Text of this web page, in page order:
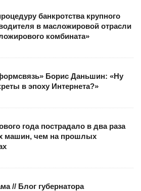
банкротства крупного
в масложировой отрасли
комбината»
Борис Даньшин: «Ну
в эпоху Интернета?»
года пострадало в два раза
машин, чем на прошлых
// Блог губернатора